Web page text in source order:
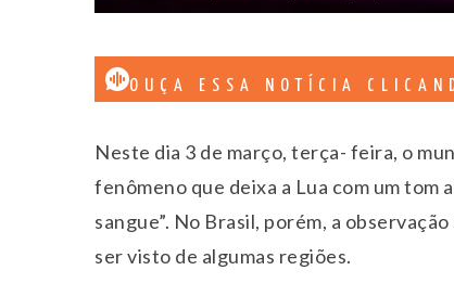
OUÇA ESSA NOTÍCIA
Neste dia 3 de março, terça- feira, o
fenômeno que deixa a Lua com um tom
sangue”. No Brasil, porém, a
ser visto de algumas regiões.